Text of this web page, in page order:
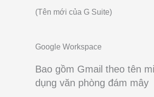
(Tên mới của G Suite)
Google Workspace
Bao gồm Gmail theo tên
dụng văn phòng đám mây